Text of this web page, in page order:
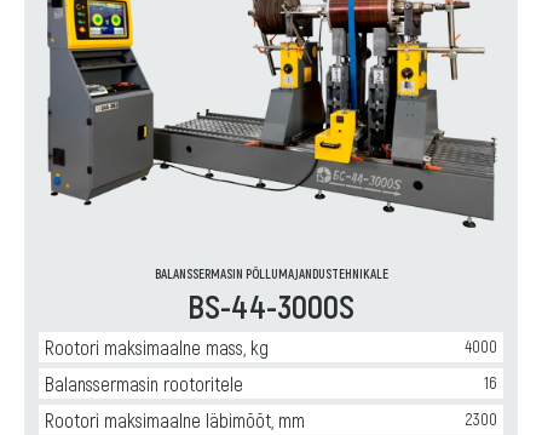
BALANSSERMASIN PÕLLUMAJANDUSTEHNIKALE
BS-44-3000S
Rootori maksimaalne mass, kg 4000
Balanssermasin rootoritele 16
Rootori maksimaalne läbimõõt, mm 2300